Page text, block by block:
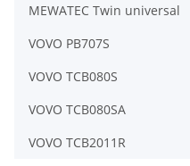
MEWATEC Twin universal
VOVO PB707S
VOVO TCB080S
VOVO TCB080SA
VOVO TCB2011R